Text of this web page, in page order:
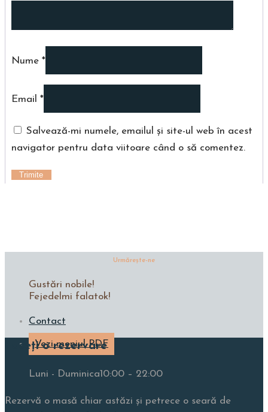
Nume *
Email *
Salvează-mi numele, emailul și site-ul web în acest
navigator pentru data viitoare când o să comentez.
Urmăreşte-ne
Gustări nobile!
Fejedelmi falatok!
Contact
Vezi meniul PDF
Faceți o rezervare
Luni - Duminica10:00 – 22:00
Rezervă o masă chiar astăzi și petrece o seară de